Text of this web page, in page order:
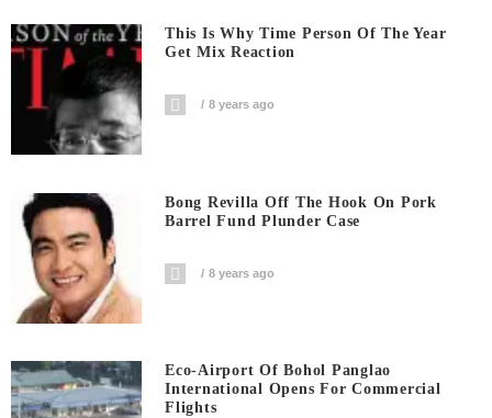
This Is Why Time Person Of The Year
Get Mix Reaction
8 years ago
Bong Revilla Off The Hook On Pork
Barrel Fund Plunder Case
8 years ago
Eco-Airport Of Bohol Panglao
International Opens For Commercial
Flights